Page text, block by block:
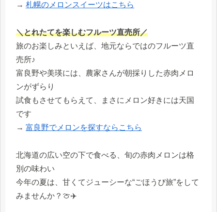
→ 札幌のメロンスイーツはこちら
＼とれたてを楽しむフルーツ直売所／
旅のお楽しみといえば、地元ならではのフルーツ直
売所♪
富良野や美瑛には、農家さんが朝採りした赤肉メロ
ンがずらり
試食もさせてもらえて、まさにメロン好きには天国
です
→ 富良野でメロンを探すならこちら
北海道の広い空の下で食べる、旬の赤肉メロンは格
別の味わい
今年の夏は、甘くてジューシーな“ごほうび旅”をして
みませんか？🍈✈️